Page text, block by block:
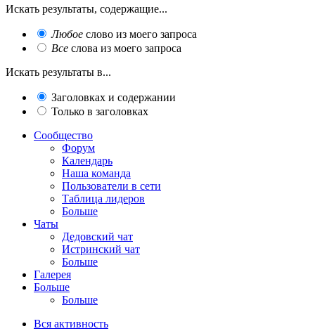
Искать результаты, содержащие...
Любое слово из моего запроса
Все слова из моего запроса
Искать результаты в...
Заголовках и содержании
Только в заголовках
Сообщество
Форум
Календарь
Наша команда
Пользователи в сети
Таблица лидеров
Больше
Чаты
Дедовский чат
Истринский чат
Больше
Галерея
Больше
Больше
Вся активность